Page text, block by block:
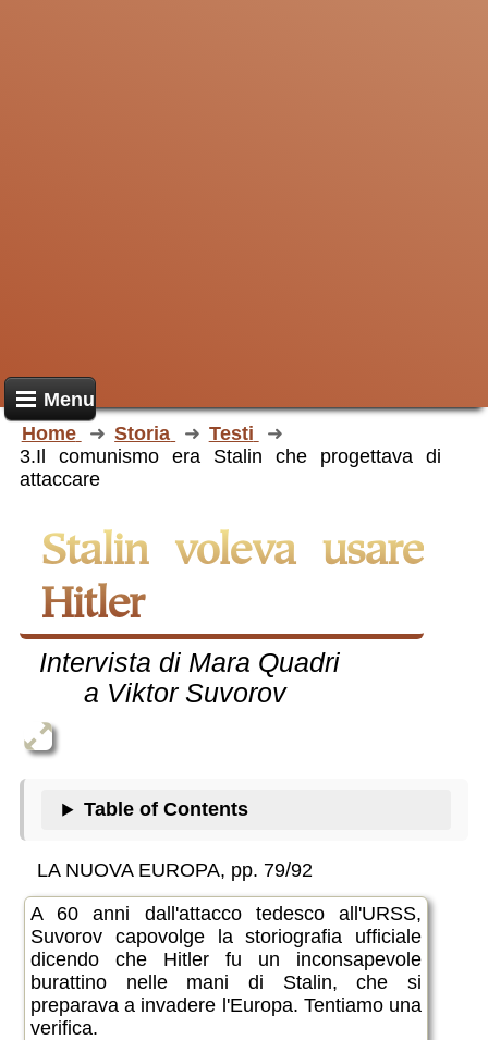
Menu
Home
Storia
Testi
3.Il comunismo era Stalin che progettava di
attaccare
Stalin voleva usare
Hitler
Intervista di Mara Quadri
a Viktor Suvorov
Table of Contents
LA NUOVA EUROPA, pp. 79/92
A 60 anni dall'attacco tedesco all'URSS,
Suvorov capovolge la storiografia ufficiale
dicendo che Hitler fu un inconsapevole
burattino nelle mani di Stalin, che si
preparava a invadere l'Europa. Tentiamo una
verifica.